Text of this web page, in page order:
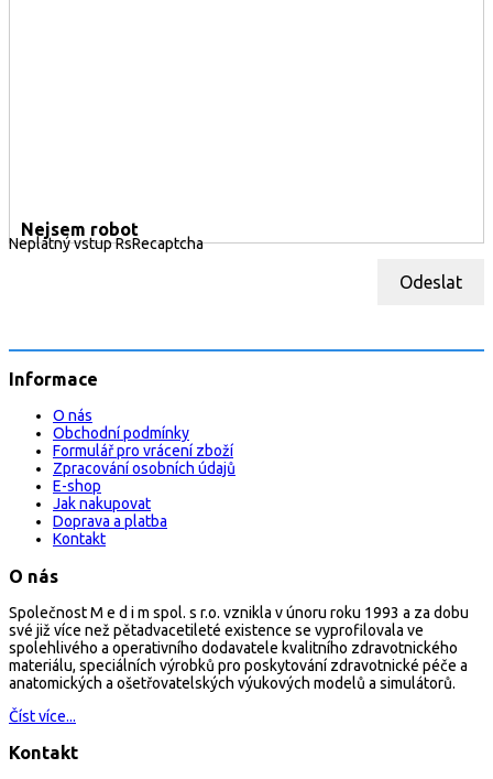
Nejsem robot
Neplatný vstup RsRecaptcha
Odeslat
Informace
O nás
Obchodní podmínky
Formulář pro vrácení zboží
Zpracování osobních údajů
E-shop
Jak nakupovat
Doprava a platba
Kontakt
O nás
Společnost M e d i m spol. s r.o. vznikla v únoru roku 1993 a za dobu
své již více než pětadvacetileté existence se vyprofilovala ve
spolehlivého a operativního dodavatele kvalitního zdravotnického
materiálu, speciálních výrobků pro poskytování zdravotnické péče a
anatomických a ošetřovatelských výukových modelů a simulátorů.
Číst více...
Kontakt